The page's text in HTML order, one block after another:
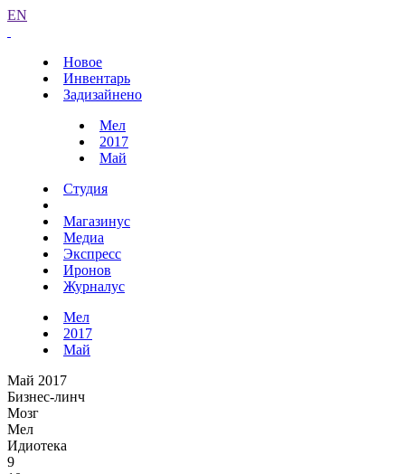
EN
Новое
Инвентарь
Задизайнено
Мел
2017
Май
Студия
Магазинус
Медиа
Экспресс
Иронов
Журналус
Мел
2017
Май
Май 2017
Бизнес-линч
Мозг
Мел
Идиотека
9